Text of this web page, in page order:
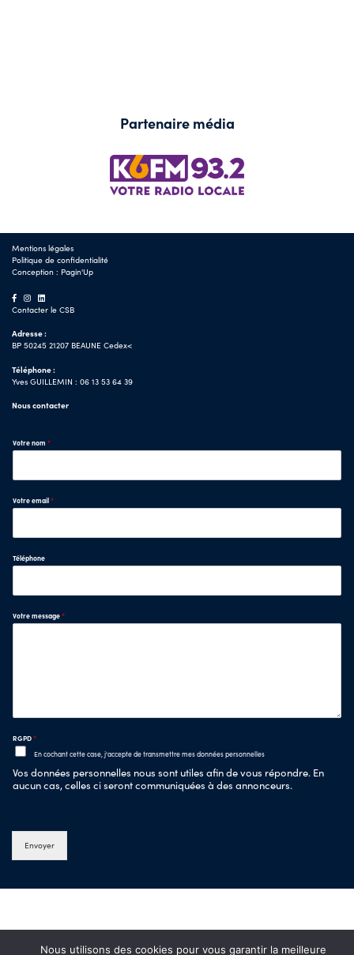
Partenaire média
Mentions légales
Politique de confidentialité
Conception : Pagin'Up
Contacter le CSB
Adresse :
BP 50245 21207 BEAUNE Cedex<
Téléphone :
Yves GUILLEMIN : 06 13 53 64 39
Nous contacter
Votre nom *
Votre email*
Téléphone
Votre message*
RGPD*
En cochant cette case, j'accepte de transmettre mes données personnelles
Vos données personnelles nous sont utiles afin de vous répondre. En
aucun cas, celles ci seront communiquées à des annonceurs.
Envoyer
Nous utilisons des cookies pour vous garantir la meilleure